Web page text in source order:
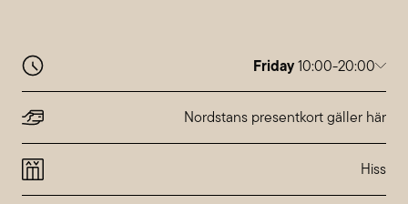
Friday10:00-20:00
Monday
10:00-20:00
Tuesday
10:00-20:00
10:00-20:00
Nordstans presentkort gäller här
Hiss